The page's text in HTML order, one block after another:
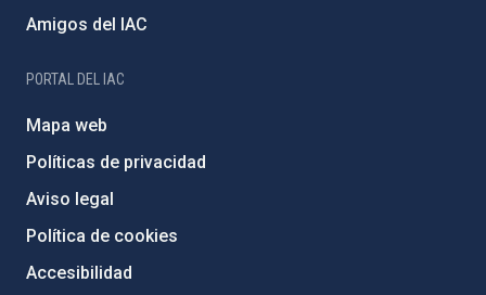
Amigos del IAC
PORTAL DEL IAC
Mapa web
Políticas de privacidad
Aviso legal
Política de cookies
Accesibilidad